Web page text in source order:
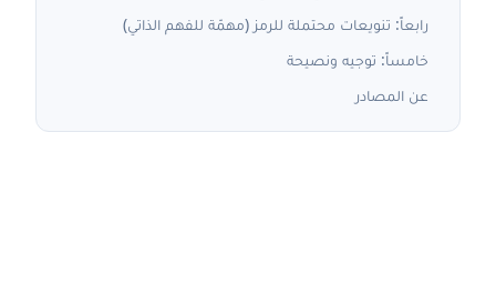
رابعاً: تنويعات محتملة للرمز (مهمّة للفهم الذاتي)
خامساً: توجيه ونصيحة
عن المصادر